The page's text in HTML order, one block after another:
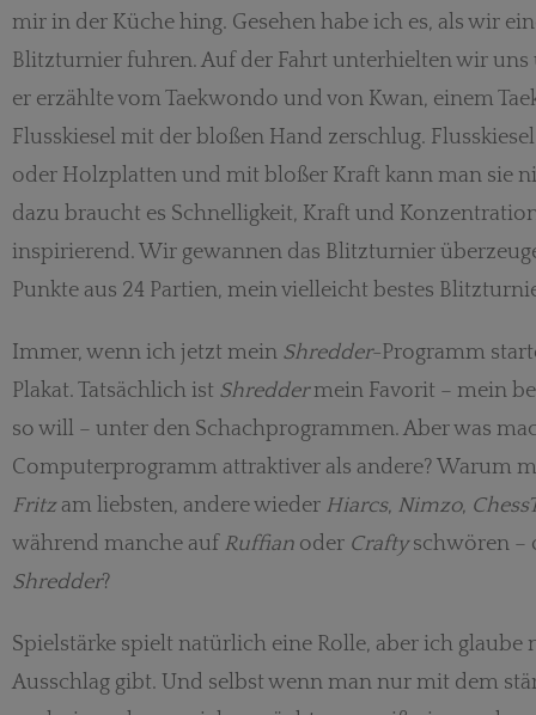
mir in der Küche hing. Gesehen habe ich es, als wir
Blitzturnier fuhren. Auf der Fahrt unterhielten wir
er erzählte vom Taekwondo und von Kwan, einem
Flusskiesel mit der bloßen Hand zerschlug.
oder Holzplatten und mit bloßer Kraft kann man sie
dazu braucht es Schnelligkeit, Kraft und
inspirierend. Wir gewannen das Blitzturnier
Punkte aus 24 Partien, mein vielleicht bestes
Immer, wenn ich jetzt mein Shredder-Programm
Plakat. Tatsächlich ist Shreddermein Favorit – mein
so will – unter den Schachprogrammen. Aber was
Computerprogramm attraktiver als andere? Warum
Fritzam liebsten, andere wieder Hiarcs, Nimzo,
während manche auf Ruffian oder Craftyschwören –
Shredder?
Spielstärke spielt natürlich eine Rolle, aber ich glaube
Ausschlag gibt. Und selbst wenn man nur mit dem